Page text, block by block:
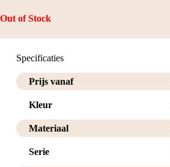
Out of Stock
Specificaties
Prijs vanaf
Kleur
Materiaal
Serie